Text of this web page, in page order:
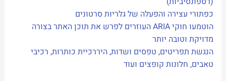
כפתורי עצירה והפעלה של גלריות סרטונים
הוטמעו חוקי ARIA העוזרים לפרש את תוכן האתר בצורה
מדויקת וטובה יותר
הנגשת תפריטים, טפסים ושדות, היררכיית כותרות, רכיבי
טאבים, חלונות קופצים ועוד